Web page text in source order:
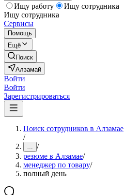
Ищу работу
Ищу сотрудника
Ищу сотрудника
Сервисы
Помощь
Ещё
Поиск
Алзамай
Войти
Войти
Зарегистрироваться
Поиск сотрудников в Алзамае
/
... /
резюме в Алзамае/
менеджер по товару/
полный день